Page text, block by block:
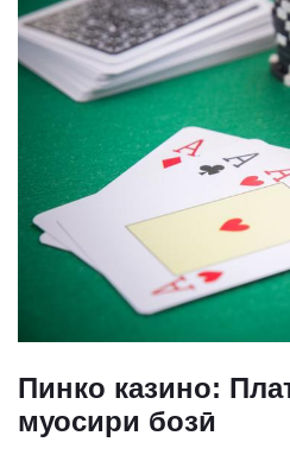
Пинко казино:
муосири бозӣ